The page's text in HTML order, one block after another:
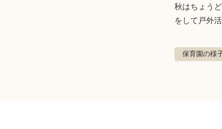
秋はちょう
をして戸外
保育園の様